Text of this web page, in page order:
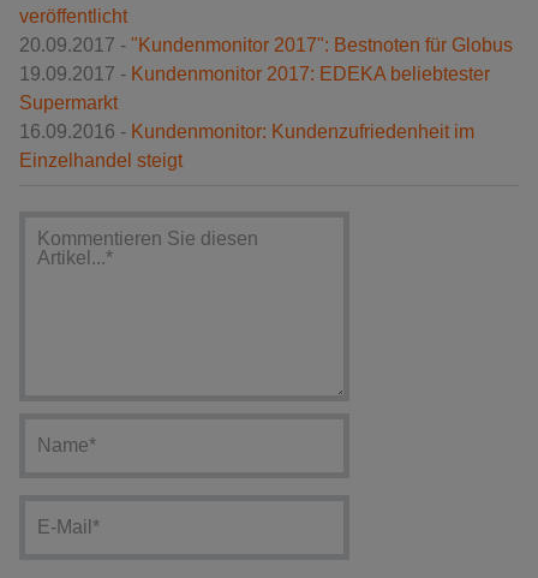
veröffentlicht
20.09.2017 - "Kundenmonitor 2017": Bestnoten für Globus
19.09.2017 - Kundenmonitor 2017: EDEKA beliebtester
Supermarkt
16.09.2016 - Kundenmonitor: Kundenzufriedenheit im
Einzelhandel steigt